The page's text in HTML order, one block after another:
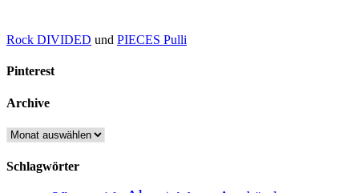
Rock DIVIDED und PIECES Pulli
Pinterest
Archive
Archive
Schlagwörter